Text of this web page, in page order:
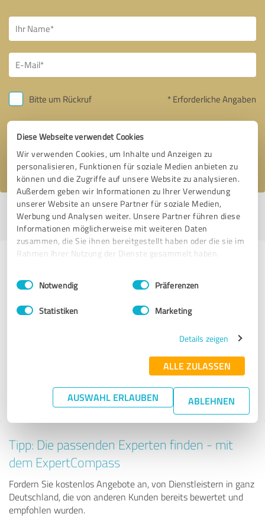
Diese Webseite verwendet Cookies
Wir verwenden Cookies, um Inhalte und Anzeigen zu
personalisieren, Funktionen für soziale Medien anbieten zu
können und die Zugriffe auf unsere Website zu analysieren.
Außerdem geben wir Informationen zu Ihrer Verwendung
unserer Website an unsere Partner für soziale Medien,
Werbung und Analysen weiter. Unsere Partner führen diese
Informationen möglicherweise mit weiteren Daten
zusammen, die Sie ihnen bereitgestellt haben oder die sie im
Rahmen Ihrer Nutzung der Dienste gesammelt haben.
Impressum Datenschutzbestimmungen
Einwilligungsauswahl
Notwendig Präferenzen
Statistiken Marketing
Details zeigen
ALLE ZULASSEN
AUSWAHL ERLAUBEN ABLEHNEN
Bitte um Rückruf * Erforderliche Angaben
Nachricht senden
Ich stimme den Datenschutzbestimmungenzu.
Profil aktiv seit 08.05.2021 |Letzte Aktualisierung: 08.05.2021|Profil
melden
Anbietern aus dem Bereich Online
4.98 von 5
Tipp: Die passenden Experten finden - mit
dem ExpertCompass
Fordern Sie kostenlos Angebote an, von Dienstleistern in ganz
Deutschland, die von anderen Kunden bereits bewertet und
empfohlen wurden.